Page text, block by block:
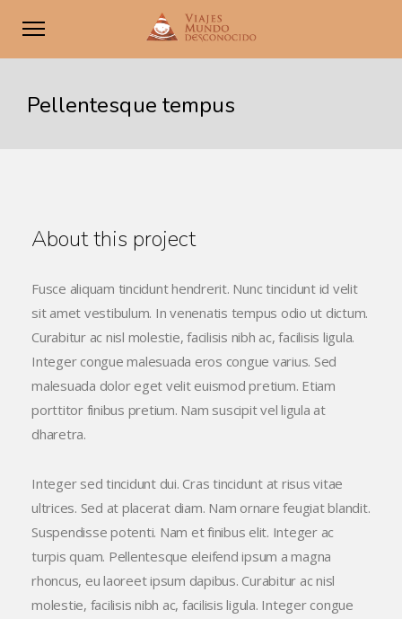
Pellentesque tempus
About this project
Fusce aliquam tincidunt hendrerit. Nunc tincidunt id velit
sit amet vestibulum. In venenatis tempus odio ut dictum.
Curabitur ac nisl molestie, facilisis nibh ac, facilisis ligula.
Integer congue malesuada eros congue varius. Sed
malesuada dolor eget velit euismod pretium. Etiam
porttitor finibus pretium. Nam suscipit vel ligula at
dharetra.
Integer sed tincidunt dui. Cras tincidunt at risus vitae
ultrices. Sed at placerat diam. Nam ornare feugiat blandit.
Suspendisse potenti. Nam et finibus elit. Integer ac
turpis quam. Pellentesque eleifend ipsum a magna
rhoncus, eu laoreet ipsum dapibus. Curabitur ac nisl
molestie, facilisis nibh ac, facilisis ligula. Integer congue